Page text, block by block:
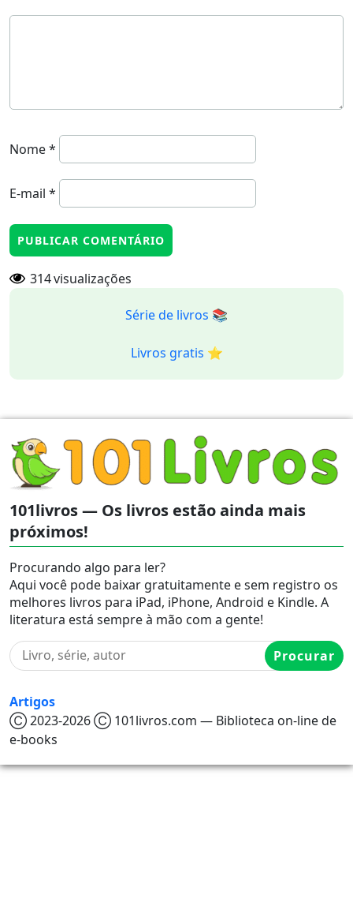
Nome*
E-mail *
314visualizações
Série de livros 📚
Livros gratis ⭐️
101livros — Os livros estão ainda mais
próximos!
Procurando algo para ler?
Aqui você pode baixar gratuitamente e sem registro os
melhores livros para iPad, iPhone, Android e Kindle. A
literatura está sempre à mão com a gente!
Procurar
Artigos
Ⓒ 2023-2026 Ⓒ 101livros.com — Biblioteca on-line de
e-books